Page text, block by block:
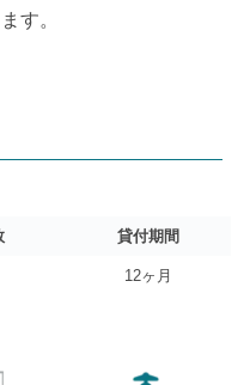
す。
貸付期間
12ヶ月